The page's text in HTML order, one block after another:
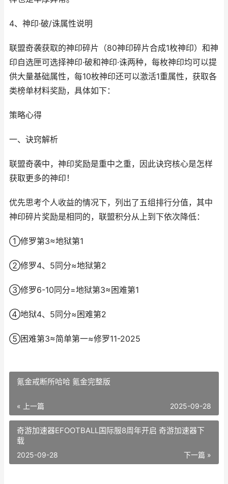
4、神印·破/诛属性说明
联盟奇袭获取的神印碎片（80神印碎片合成1枚神印）和神
印自选匣可选择神印·破和神印·诛两种，每枚神印均可以提
供大量基础属性，每10枚神印还可以激活1重属性，获取各
类榜单材料奖励，具体如下：
策略心得
一、诀窍解析
联盟奇袭中，神印奖励是重中之重，因此诀窍核心是怎样
获取更多的神印！
优先思考个人收益的情况下，列出了五组排行分值，其中
神印碎片奖励是相同的，联盟积分从上到下依次降低：
①修罗第3≈地狱第1
②修罗4、5同分≈地狱第2
③修罗6-10同分=地狱第3≈困难第1
④地狱4、5同分≈困难第2
⑤困难第3≈简单第一≈修罗11-2025
氪金戒断所哈哈 氪金完整版
« 上一篇 2025-09-28
奇游加速器EFOOTBALL国际服8周年开启 奇游加速器下
载
下一篇 »
2025-09-28